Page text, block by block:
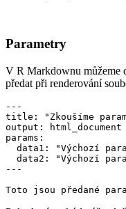
Parametry
V R Markdownu můžeme
předat při renderování
---
title: "Zkoušíme
output: html_document
params:
data1: "Výchozí
data2: "Výchozí
---
Toto jsou předané